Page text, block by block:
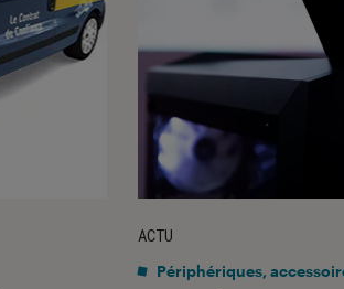
ACTU
Périphériques,